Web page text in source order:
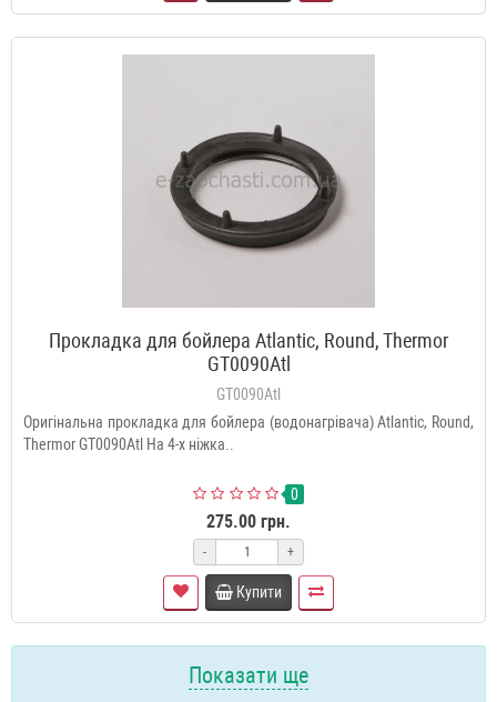
Прокладка для бойлера Atlantic, Round, Thermor
GT0090Atl
GT0090Atl
Оригінальна прокладка для бойлера (водонагрівача) Atlantic, Round,
Thermor GT0090Atl На 4-х ніжка..
0
275.00 грн.
- +
Купити
Показати ще